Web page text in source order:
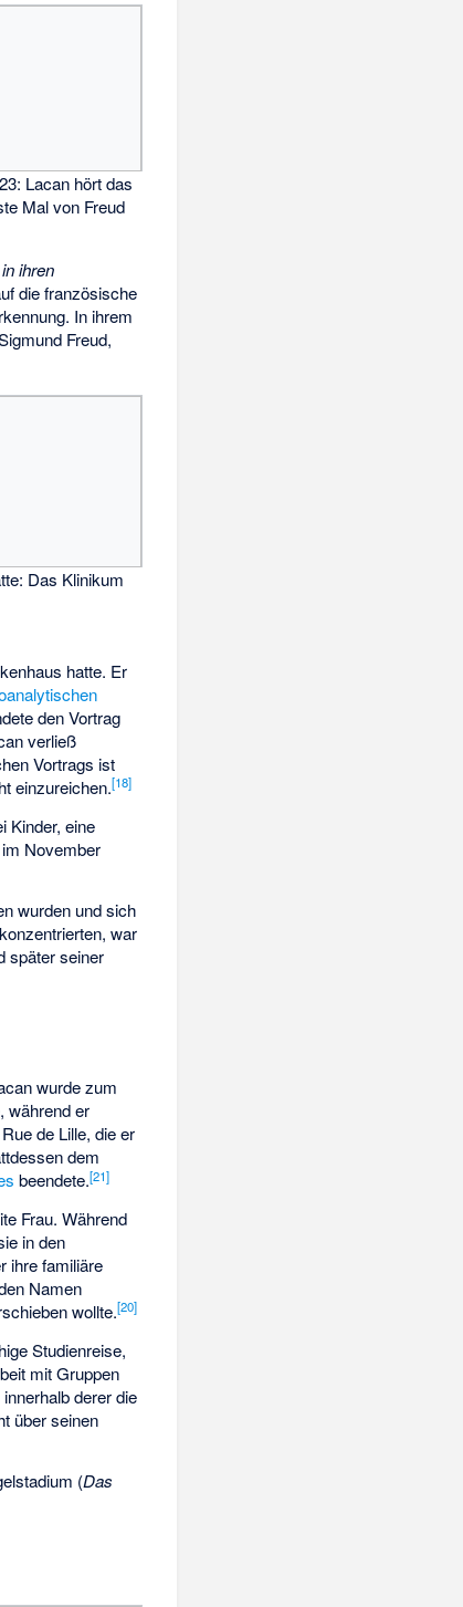
Lacan hört das
Mal von Freud
ihren
die französische
In ihrem
Freud,
Das Klinikum
hatte. Er
den Vortrag
verließ
Vortrags ist
einzureichen.[18]
Kinder, eine
November
wurden und sich
konzentrierten, war
später seiner
wurde zum
während er
de Lille, die er
dem
beendete.[21]
Frau. Während
in den
ihre familiäre
Namen
wollte.[20]
Studienreise,
mit Gruppen
derer die
über seinen
(Das